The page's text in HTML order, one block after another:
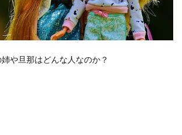
や旦那はどんな人なのか？